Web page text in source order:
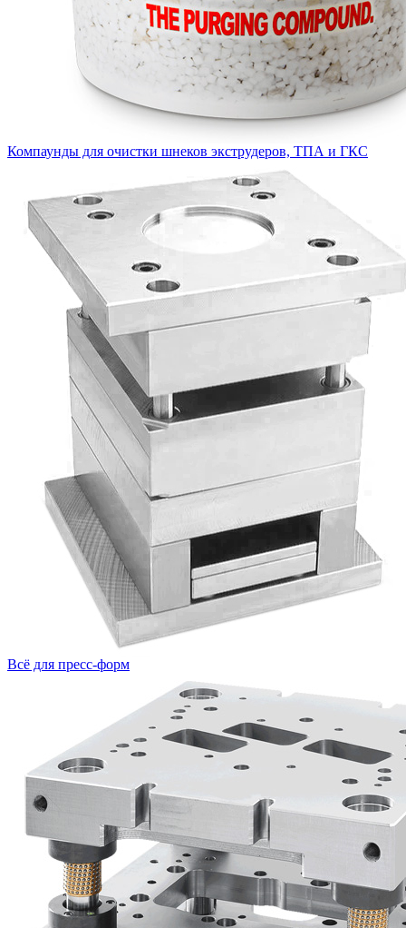
Компаунды для очистки шнеков экструдеров, ТПА и ГКС
Всё для пресс-форм